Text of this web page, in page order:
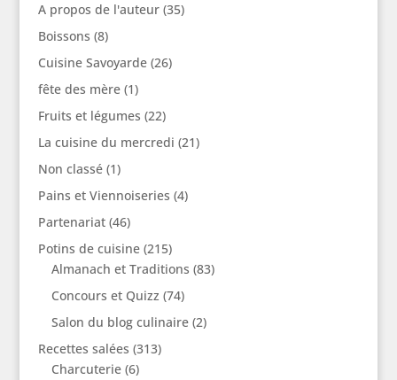
A propos de l'auteur(35)
Boissons (8)
Cuisine Savoyarde(26)
fête des mère(1)
Fruits et légumes (22)
La cuisine du mercredi (21)
Non classé(1)
Pains et Viennoiseries (4)
Partenariat(46)
Potins de cuisine(215)
Almanach et Traditions (83)
Concours et Quizz (74)
Salon du blog culinaire(2)
Recettes salées (313)
Charcuterie(6)